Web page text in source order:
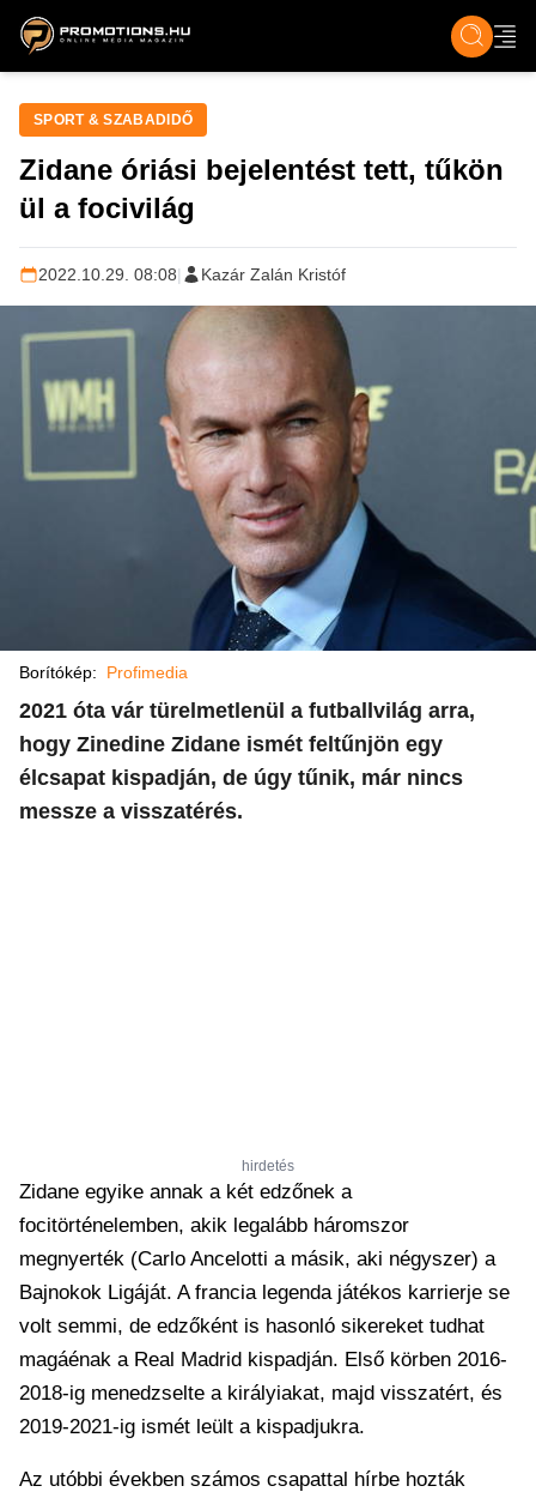
ZENE, FILM & KULT ÉLET TECH &
SPORT & SZABADIDŐ
Zidane óriási bejelentést tett, tűkön
ül a focivilág
2022.10.29. 08:08| Kazár Zalán Kristóf
Borítókép: Profimedia
2021 óta vár türelmetlenül a futballvilág arra,
hogy Zinedine Zidane ismét feltűnjön egy
élcsapat kispadján, de úgy tűnik, már nincs
messze a visszatérés.
hirdetés
Zidane egyike annak a két edzőnek a
focitörténelemben, akik legalább háromszor
megnyerték (Carlo Ancelotti a másik, aki négyszer) a
Bajnokok Ligáját. A francia legenda játékos karrierje se
volt semmi, de edzőként is hasonló sikereket tudhat
magáénak a Real Madrid kispadján. Első körben 2016-
2018-ig menedzselte a királyiakat, majd visszatért, és
2019-2021-ig ismét leült a kispadjukra.
Az utóbbi években számos csapattal hírbe hozták